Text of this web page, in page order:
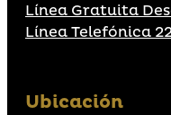
Línea Gratuita
Línea Telefónica
Ubicación